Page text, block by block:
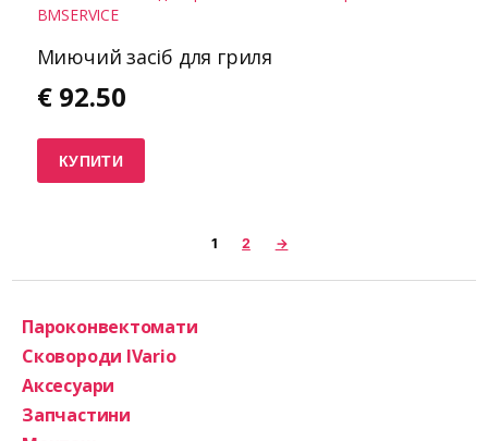
Миючий засіб для гриля
€ 92.50
КУПИТИ
1 2 →
Пароконвектомати
Сковороди IVario
Аксесуари
Запчастини